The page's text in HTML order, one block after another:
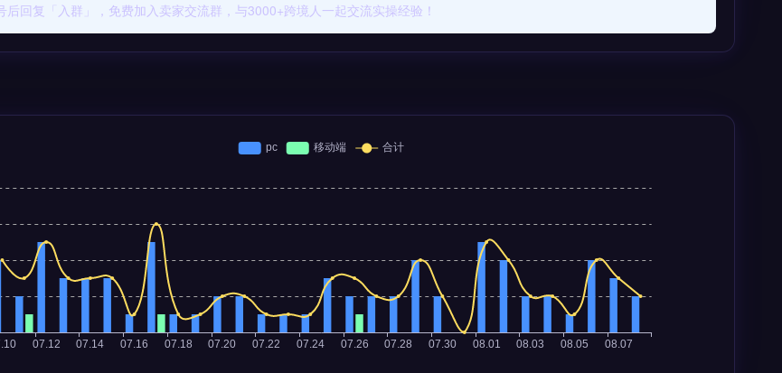
后回复「入群」，免费加入卖家交流群，与3000+跨境人一起交流实操经验！